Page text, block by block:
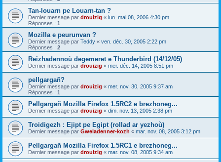
Tan-louarn pe Louarn-tan ?
Dernier message par drouizig « lun. mai 08, 2006 4:30 pm
Réponses : 1
Mozilla e peurunvan ?
Dernier message par Teddy « ven. déc. 30, 2005 2:22 pm
Réponses : 2
Reizhadennoù degemeret e Thunderbird (14/12/05)
Dernier message par drouizig « mer. déc. 14, 2005 8:51 pm
pellgargañ?
Dernier message par drouizig « mer. nov. 30, 2005 9:37 am
Réponses : 1
Pellgargañ Mozilla Firefox 1.5RC2 e brezhoneg...
Dernier message par drouizig « dim. nov. 13, 2005 2:38 pm
Troidigezh : Ejipt pe Egipt (rollad ar yezhoù)
Dernier message par Gweladenner-kozh « mar. nov. 08, 2005 3:12 pm
Pellgargañ Mozilla Firefox 1.5RC1 e brezhoneg...
Dernier message par drouizig « mar. nov. 08, 2005 9:34 am